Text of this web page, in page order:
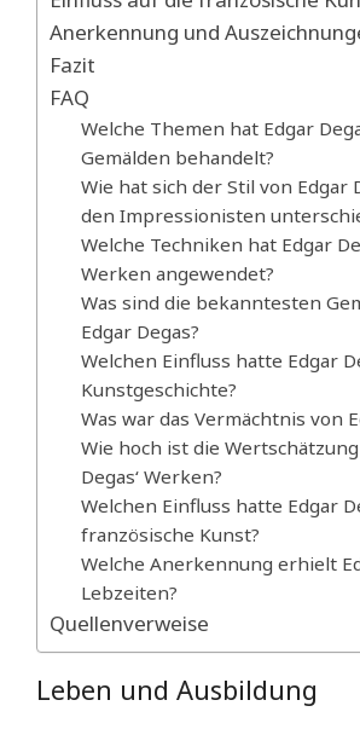
Anerkennung und
Fazit
FAQ
Welche Themen hat Edgar
Gemälden behandelt?
Wie hat sich der Stil von Edgar
den Impressionisten
Welche Techniken hat Edgar
Werken angewendet?
Was sind die bekanntesten
Edgar Degas?
Welchen Einfluss hatte Edgar
Kunstgeschichte?
Was war das Vermächtnis von
Wie hoch ist die
Degas‘ Werken?
Welchen Einfluss hatte Edgar
französische Kunst?
Welche Anerkennung erhielt
Lebzeiten?
Quellenverweise
Leben und Ausbildung